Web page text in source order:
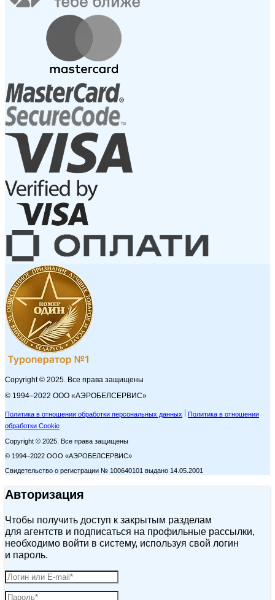
Copyright © 2025. Все права защищены
© 1994–2022 ООО «АЭРОБЕЛСЕРВИС»
Политика в отношении обработки персональных данных
Политика в отношении
обработки Cookie
Copyright © 2025. Все права защищены
© 1994–2022 ООО «АЭРОБЕЛСЕРВИС»
Свидетельство о регистрации № 100640101 выдано 14.05.2001
Авторизация
Чтобы получить доступ к закрытым разделам
для агентств и подписаться на профильные рассылки,
необходимо войти в систему, используя свой логин
и пароль.